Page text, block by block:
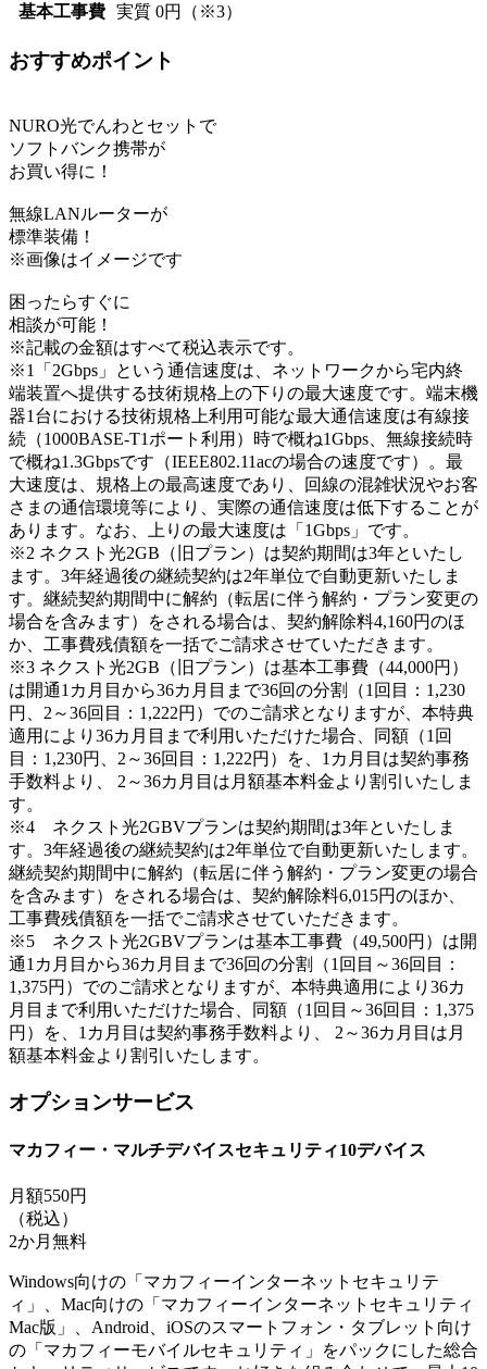
基本工事費 実質 0円 （※3）
おすすめポイント
NURO光でんわとセットで
ソフトバンク携帯が
お買い得に！
無線LANルーターが
標準装備！
※画像はイメージです
困ったらすぐに
相談が可能！
※記載の金額はすべて税込表示です。
※1「2Gbps」という通信速度は、ネットワークから宅内終
端装置へ提供する技術規格上の下りの最大速度です。端末機
器1台における技術規格上利用可能な最大通信速度は有線接
続（1000BASE-T1ポート利用）時で概ね1Gbps、無線接続時
で概ね1.3Gbpsです（IEEE802.11acの場合の速度です）。最
大速度は、規格上の最高速度であり、回線の混雑状況やお客
さまの通信環境等により、実際の通信速度は低下することが
あります。なお、上りの最大速度は「1Gbps」です。
※2 ネクスト光2GB（旧プラン）は契約期間は3年といたし
ます。3年経過後の継続契約は2年単位で自動更新いたしま
す。継続契約期間中に解約（転居に伴う解約・プラン変更の
場合を含みます）をされる場合は、契約解除料4,160円のほ
か、工事費残債額を一括でご請求させていただきます。
※3 ネクスト光2GB（旧プラン）は基本工事費（44,000円）
は開通1カ月目から36カ月目まで36回の分割（1回目：1,230
円、2～36回目：1,222円）でのご請求となりますが、本特典
適用により36カ月目まで利用いただけた場合、同額（1回
目：1,230円、2～36回目：1,222円）を、1カ月目は契約事務
手数料より、 2～36カ月目は月額基本料金より割引いたしま
す。
※4 ネクスト光2GBVプランは契約期間は3年といたしま
す。3年経過後の継続契約は2年単位で自動更新いたします。
継続契約期間中に解約（転居に伴う解約・プラン変更の場合
を含みます）をされる場合は、契約解除料6,015円のほか、
工事費残債額を一括でご請求させていただきます。
※5 ネクスト光2GBVプランは基本工事費（49,500円）は開
通1カ月目から36カ月目まで36回の分割（1回目～36回目：
1,375円）でのご請求となりますが、本特典適用により36カ
月目まで利用いただけた場合、同額（1回目～36回目：1,375
円）を、1カ月目は契約事務手数料より、 2～36カ月目は月
額基本料金より割引いたします。
オプションサービス
マカフィー・マルチデバイスセキュリティ10デバイス
月額550円
（税込）
2か月無料
Windows向けの「マカフィーインターネットセキュリテ
ィ」、Mac向けの「マカフィーインターネットセキュリティ
Mac版」、Android、iOSのスマートフォン・タブレット向け
の「マカフィーモバイルセキュリティ」をパックにした総合